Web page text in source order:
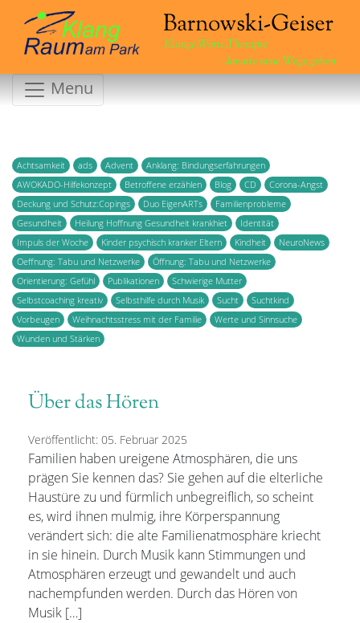
Klänge.Worte.Therapie
...kreativ neue Wege gehen
Menu
Achtsamkeit ads Advent
Anklang: Bindungserfahrungen
AWOKADO-Hilfekonzept
Betroffene erzählen Blog CD
Corona-Angst
Deckung und Schutz:Copings
Duo EigenARTs
Familienprobleme
Gesundheit
Heilung Hoffnung Gesundheit krankhiet
Identität
Impuls der Woche
Kinder psychisch kranker Eltern Kindheit
NeuroNews
Oeffnung: Tabu und Netzwerke
Öffnung: Tabu und Netzwerke
Orientierung: Gefühl
Publikationen
Schwierige Mutter
Selbstcoaching kreativ
Selbsthilfe durch Musik Sucht
Suchtkind
Vorbeugen
Weihnachtsstress mit der Familie
Werte und Sinnsuche
Wunden und Stärken
Über das Hören
Veröffentlicht: 05. Februar 2025
Familien haben ureigene Atmosphären, die uns
prägen Sie kennen das? Sie gehen auf die elterliche
Haustüre zu und fürmlich unbegreiflich, so scheint
es, wird ihnen mulmig, ihre Körperspannung
verändert sich: die alte Familienatmosphäre kriecht
in sie hinein. Durch Musik kann Stimmungen und
Atmosphären erzeugt und gewandelt und auch
nachempfunden werden. Durch das Hören von
Musik […]